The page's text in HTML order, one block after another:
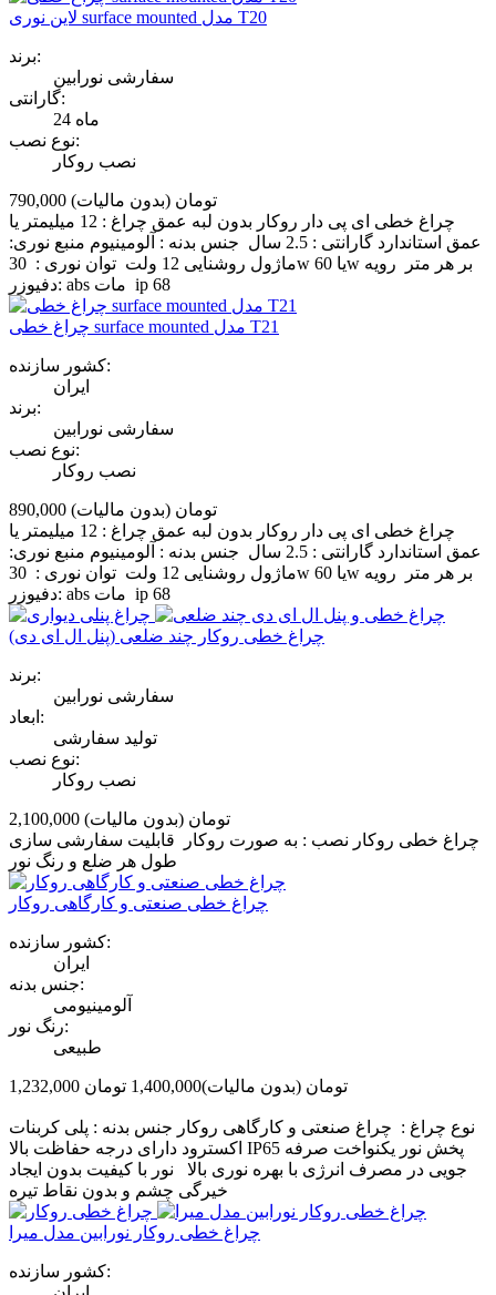
لاین نوری surface mounted مدل T20
برند:
سفارشی نورابین
گارانتی:
24 ماه
نوع نصب:
نصب روکار
790,000 تومان (بدون مالیات)
چراغ خطی ای پی دار روکار بدون لبه عمق چراغ : 12 میلیمتر یا
عمق استاندارد گارانتی : 2.5 سال جنس بدنه : آلومینیوم منبع نوری:
ماژول روشنایی 12 ولت توان نوری : 30w یا 60w بر هر متر رویه
دفیوزر: abs مات ip 68
چراغ خطی surface mounted مدل T21
کشور سازنده:
ایران
برند:
سفارشی نورابین
نوع نصب:
نصب روکار
890,000 تومان (بدون مالیات)
چراغ خطی ای پی دار روکار بدون لبه عمق چراغ : 12 میلیمتر یا
عمق استاندارد گارانتی : 2.5 سال جنس بدنه : آلومینیوم منبع نوری:
ماژول روشنایی 12 ولت توان نوری : 30w یا 60w بر هر متر رویه
دفیوزر: abs مات ip 68
چراغ خطی روکار چند ضلعی (پنل ال ای دی)
برند:
سفارشی نورابین
ابعاد:
تولید سفارشی
نوع نصب:
نصب روکار
2,100,000 تومان (بدون مالیات)
چراغ خطی روکار نصب : به صورت روکار قابلیت سفارشی سازی
طول هر ضلع و رنگ نور
چراغ خطی صنعتی و کارگاهی روکار
کشور سازنده:
ایران
جنس بدنه:
آلومینیومی
رنگ نور:
طبیعی
1,232,000 تومان (بدون مالیات)1,400,000 تومان
نوع چراغ : چراغ صنعتی و کارگاهی روکار جنس بدنه : پلی کربنات
اکسترود دارای درجه حفاظت بالا IP65 پخش نور یکنواخت صرفه
جویی در مصرف انرژی با بهره نوری بالا نور با کیفیت بدون ایجاد
خیرگی چشم و بدون نقاط تیره
چراغ خطی روکار نورابین مدل میرا
کشور سازنده: